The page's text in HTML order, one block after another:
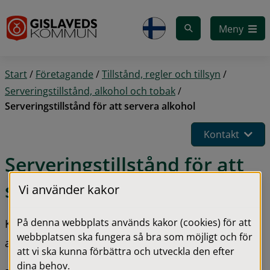
Meny
Start/ Företagande /Tillstånd, regler och tillsyn /
Serveringstillstånd, alkohol och tobak/
Serveringstillstånd för att servera alkohol
Kontakt
Serveringstillstånd för att
servera alkohol
Krav på kök och matservering försvinner ur
alkohollagen
Vi använder kakor
På denna webbplats används kakor (cookies) för att
webbplatsen ska fungera så bra som möjligt och för
att vi ska kunna förbättra och utveckla den efter
dina behov.